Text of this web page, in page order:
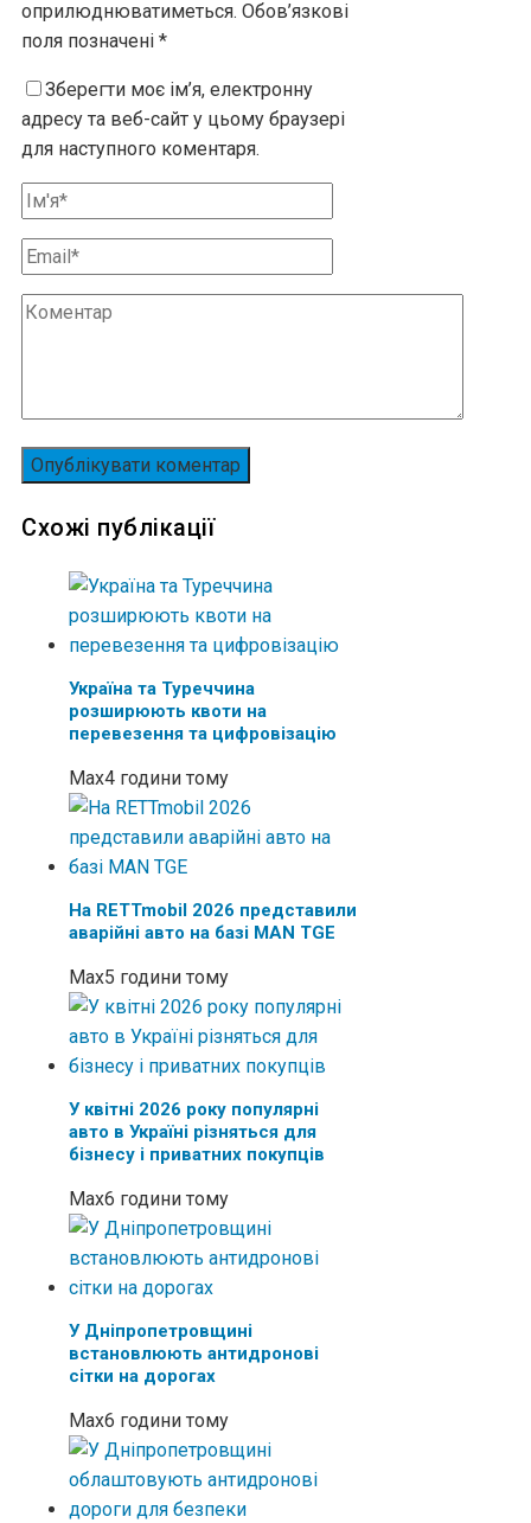
оприлюднюватиметься. Обов’язкові
поля позначені *
Зберегти моє ім’я, електронну
адресу та веб-сайт у цьому браузері
для наступного коментаря.
Схожі публікації
Україна та Туреччина
розширюють квоти на
перевезення та цифровізацію
Max4 години тому
На RETTmobil 2026 представили
аварійні авто на базі MAN TGE
Max5 години тому
У квітні 2026 року популярні
авто в Україні різняться для
бізнесу і приватних покупців
Max6 години тому
У Дніпропетровщині
встановлюють антидронові
сітки на дорогах
Max6 години тому